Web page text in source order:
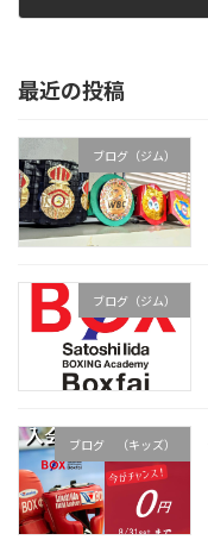
最近の投稿
ブログ（ジム）
ブログ（ジム）
ブログ （キッズ）